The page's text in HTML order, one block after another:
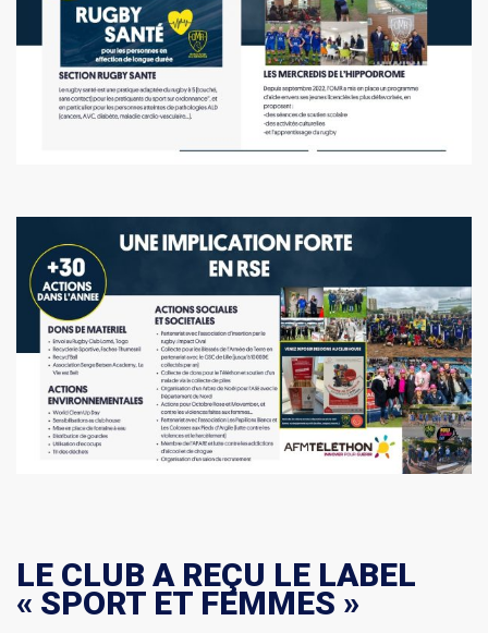
LE CLUB A REÇU LE LABEL
« SPORT ET FEMMES »